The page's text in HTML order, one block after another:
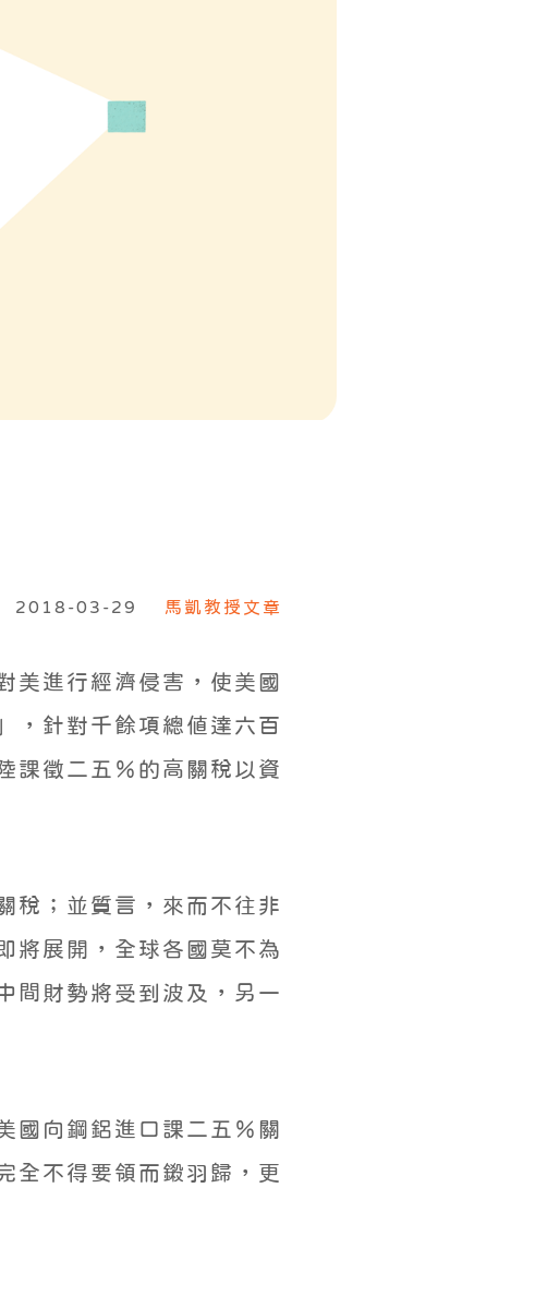
2018-03-29 馬凱教授文章
美進行經濟侵害，使美國
，針對千餘項總值達六百
課徵二五％的高關稅以資
稅；並質言，來而不往非
將展開，全球各國莫不為
間財勢將受到波及，另一
國向鋼鋁進口課二五％關
全不得要領而鎩羽歸，更